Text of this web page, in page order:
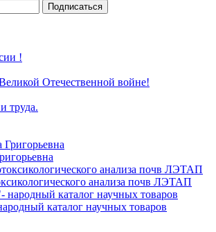
!
Отечественной войне!
труда.
анализа почв ЛЭТАП
каталог научных товаров